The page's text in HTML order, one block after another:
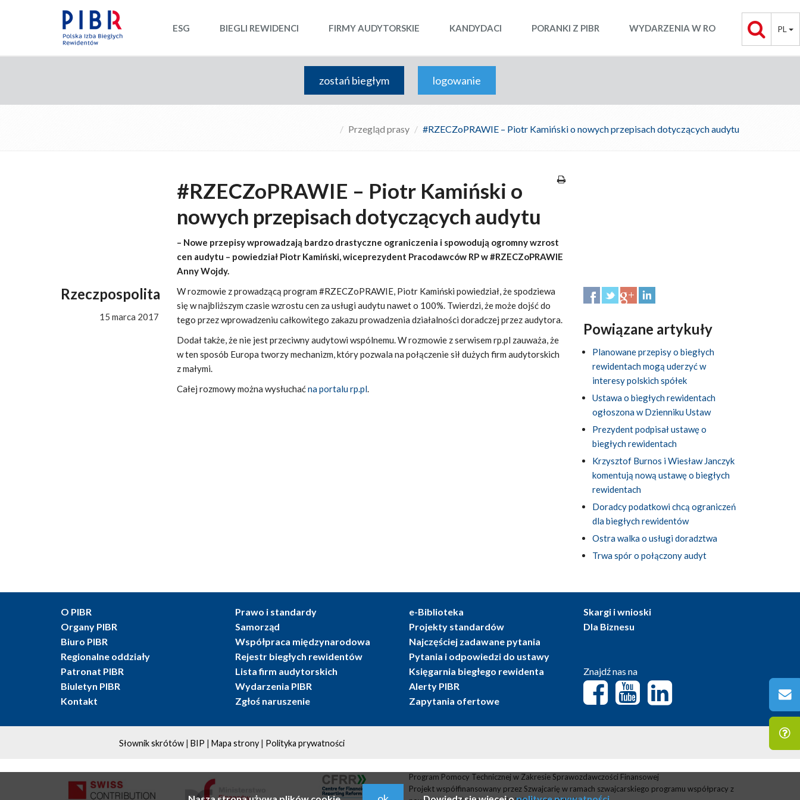
PL
ESG BIEGLI REWIDENCI FIRMY AUDYTORSKIE KANDYDACI PORANKI Z PIBR WYDARZENIA W RO
zostań biegłym logowanie
Przegląd prasy #RZECZoPRAWIE – Piotr Kamiński o nowych przepisach dotyczących audytu
#RZECZoPRAWIE – Piotr Kamiński o
nowych przepisach dotyczących audytu
– Nowe przepisy wprowadzają bardzo drastyczne ograniczenia i spowodują ogromny wzrost
cen audytu – powiedział Piotr Kamiński, wiceprezydent Pracodawców RP w #RZECZoPRAWIE
Anny Wojdy.
Rzeczpospolita
15 marca 2017
W rozmowie z prowadzącą program #RZECZoPRAWIE, Piotr Kamiński powiedział, że spodziewa
się w najbliższym czasie wzrostu cen za usługi audytu nawet o 100%. Twierdzi, że może dojść do
tego przez wprowadzeniu całkowitego zakazu prowadzenia działalności doradczej przez audytora.
Dodał także, że nie jest przeciwny audytowi wspólnemu. W rozmowie z serwisem rp.pl zauważa, że
w ten sposób Europa tworzy mechanizm, który pozwala na połączenie sił dużych firm audytorskich
z małymi.
Całej rozmowy można wysłuchaćna portalu rp.pl.
Powiązane artykuły
Planowane przepisy o biegłych
rewidentach mogą uderzyć w
interesy polskich spółek
Ustawa o biegłych rewidentach
ogłoszona w Dzienniku Ustaw
Prezydent podpisał ustawę o
biegłych rewidentach
Krzysztof Burnos i Wiesław Janczyk
komentują nową ustawę o biegłych
rewidentach
Doradcy podatkowi chcą ograniczeń
dla biegłych rewidentów
Ostra walka o usługi doradztwa
Trwa spór o połączony audyt
O PIBR
Organy PIBR
Biuro PIBR
Regionalne oddziały
Patronat PIBR
Biuletyn PIBR
Kontakt
Prawo i standardy
Samorząd
Współpraca międzynarodowa
Rejestr biegłych rewidentów
Lista firm audytorskich
Wydarzenia PIBR
Zgłoś naruszenie
e-Biblioteka
Projekty standardów
Najczęściej zadawane pytania
Pytania i odpowiedzi do ustawy
Księgarnia biegłego rewidenta
Alerty PIBR
Zapytania ofertowe
Skargi i wnioski
Dla Biznesu
Znajdź nas na
Słownik skrótów| BIP | Mapa strony| Polityka prywatności
Program Pomocy Technicznej w Zakresie Sprawozdawczości Finansowej
Projekt współfinansowany przez Szwajcarię w ramach szwajcarskiego programu współpracy z